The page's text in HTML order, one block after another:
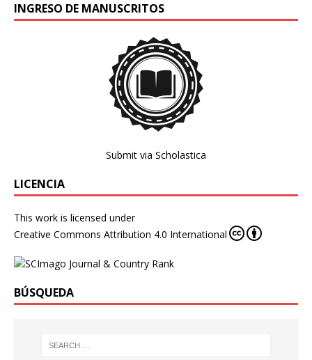
INGRESO DE MANUSCRITOS
Submit via Scholastica
LICENCIA
This work is licensed under
Creative Commons Attribution 4.0 International
BÚSQUEDA